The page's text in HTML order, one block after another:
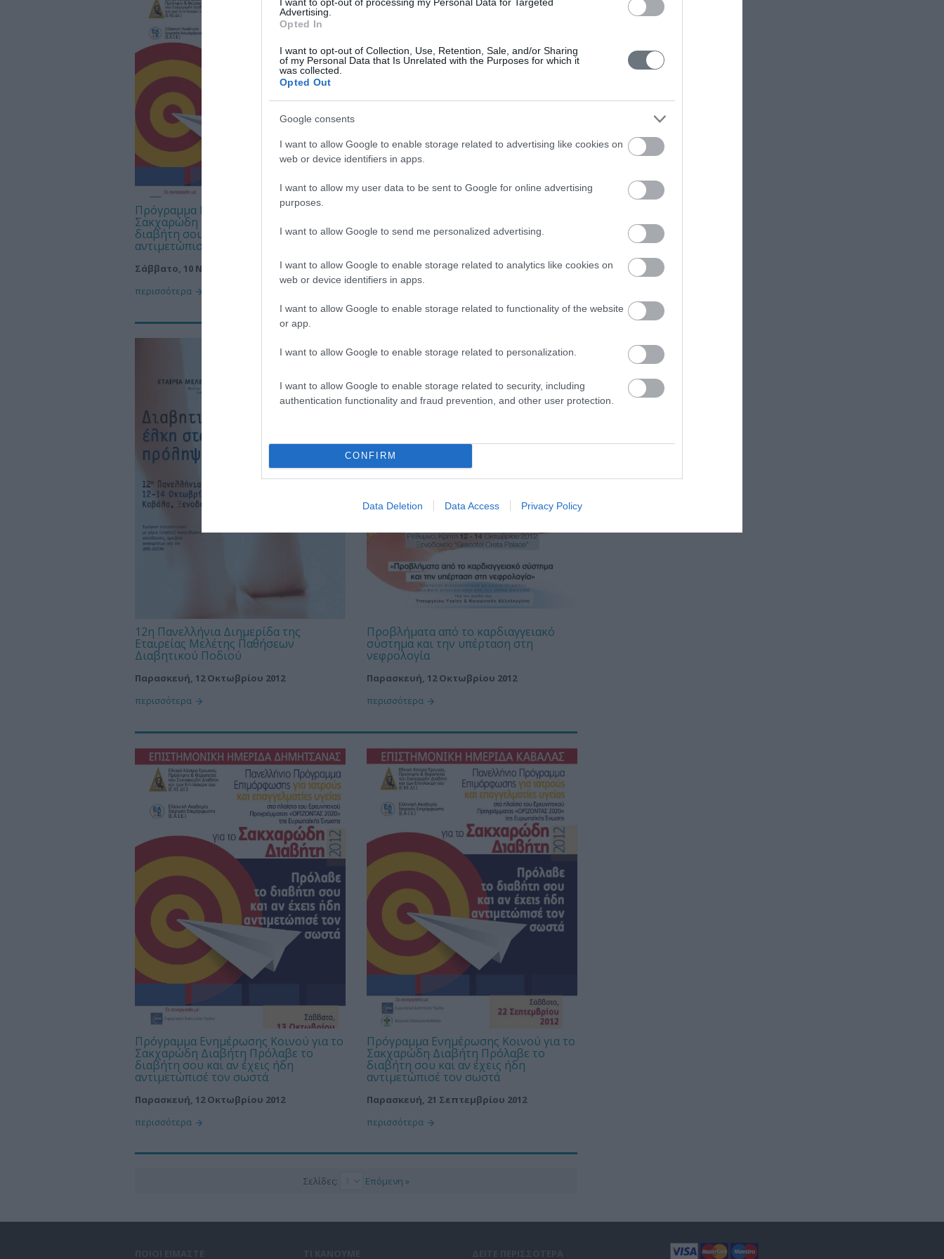
Advertising.
Opted In
I want to opt-out of Collection, Use, Retention, Sale, and/or Sharing
of my Personal Data that Is Unrelated with the Purposes for which it
was collected.
Opted Out
Google consents
I want to allow Google to enable storage related to advertising like cookies on
web or device identifiers in apps.
I want to allow my user data to be sent to Google for online advertising
purposes.
I want to allow Google to send me personalized advertising.
I want to allow Google to enable storage related to analytics like cookies on
web or device identifiers in apps.
I want to allow Google to enable storage related to functionality of the website
or app.
I want to allow Google to enable storage related to personalization.
I want to allow Google to enable storage related to security, including
authentication functionality and fraud prevention, and other user protection.
CONFIRM
Data Deletion Data Access Privacy Policy
Πρόγραμμα Ενημέρωσης Κοινού για το
Σακχαρώδη Διαβήτη Πρόλαβε το
διαβήτη σου και αν έχεις ήδη
αντιμετώπισέ τον σωστά
Σάββατο, 10 Νοεμβρίου 2012
περισσότερα
περισσότερα
12η Πανελλήνια Διημερίδα της
Εταιρείας Μελέτης Παθήσεων
Διαβητικού Ποδιού
Παρασκευή, 12 Οκτωβρίου 2012
περισσότερα
Προβλήματα από το καρδιαγγειακό
σύστημα και την υπέρταση στη
νεφρολογία
Παρασκευή, 12 Οκτωβρίου 2012
περισσότερα
Πρόγραμμα Ενημέρωσης Κοινού για το
Σακχαρώδη Διαβήτη Πρόλαβε το
διαβήτη σου και αν έχεις ήδη
αντιμετώπισέ τον σωστά
Παρασκευή, 12 Οκτωβρίου 2012
περισσότερα
Πρόγραμμα Ενημέρωσης Κοινού για το
Σακχαρώδη Διαβήτη Πρόλαβε το
διαβήτη σου και αν έχεις ήδη
αντιμετώπισέ τον σωστά
Παρασκευή, 21 Σεπτεμβρίου 2012
περισσότερα
Σελίδες: Επόμενη »